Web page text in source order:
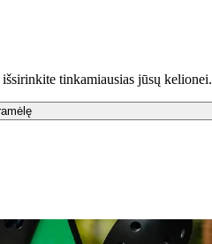
tinkamiausias jūsų kelionei.